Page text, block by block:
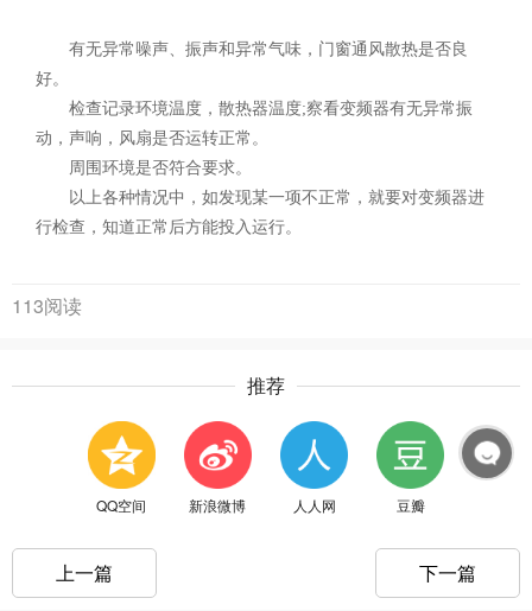
有无异常噪声、振声和异常气味，门窗通风散热是否良
好。
检查记录环境温度，散热器温度;察看变频器有无异常振
动，声响，风扇是否运转正常。
周围环境是否符合要求。
以上各种情况中，如发现某一项不正常，就要对变频器进
行检查，知道正常后方能投入运行。
113阅读
推荐
QQ空间 新浪微博 人人网 豆瓣
上一篇 下一篇